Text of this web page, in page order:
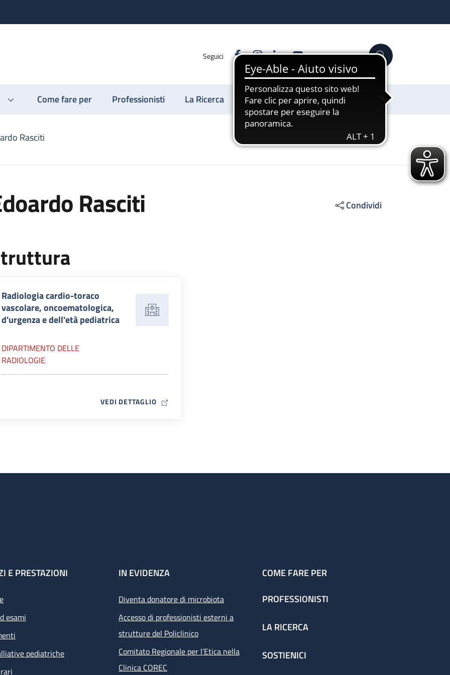
Seguici FacebookInstagram
LinkedinYouTube Cerca
Come fare per Professionisti La Ricerca Sostienici
Rasciti
Rasciti Condividi
Radiologia cardio-toraco
vascolare, oncoematologica,
d'urgenza e dell'età pediatrica
DIPARTIMENTO DELLE
RADIOLOGIE
VEDI DETTAGLIOMAP ICON
E PRESTAZIONI
esami
pediatriche
IN EVIDENZA
Diventa donatore di microbiota
Accesso di professionisti esterni a
strutture del Policlinico
Comitato Regionale per l’Etica nella
Clinica COREC
COME FARE PER
PROFESSIONISTI
LA RICERCA
SOSTIENICI